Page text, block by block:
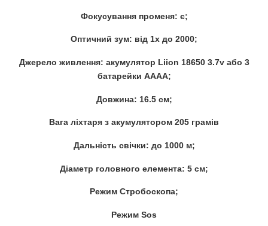
Фокусування променя: є;
Оптичний зум: від 1х до 2000;
Джерело живлення: акумулятор Liion 18650 3.7v або 3
батарейки АААА;
Довжина: 16.5 см;
Вага ліхтаря з акумулятором 205 грамів
Дальність свічки: до 1000 м;
Діаметр головного елемента: 5 см;
Режим Стробоскопа;
Режим Sos